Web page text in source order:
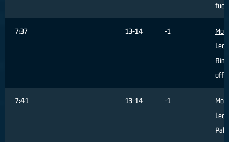
7:37 13-14 -1
7:41 13-14 -1